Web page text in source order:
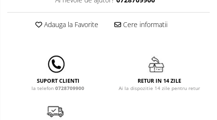
Carusele patut
Lampi de veghe
Saltele de infasat
Adauga la Favorite Cere informatii
SUPORT CLIENTI
la telefon 0728709900
RETUR IN 14 ZILE
Ai la dispozitie 14 zile pentru retur